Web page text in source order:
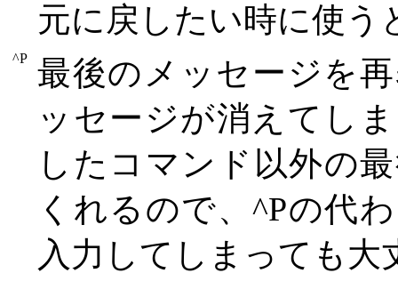
元に戻したい時に使う
^P
最後のメッセージを
ッセージが消えてし
したコマンド以外の
くれるので、^Pの代
入力してしまっても大